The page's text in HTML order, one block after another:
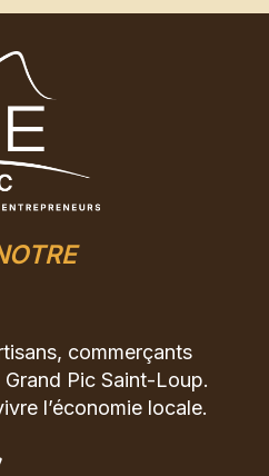
commerçants
Pic Saint-Loup.
l’économie locale.